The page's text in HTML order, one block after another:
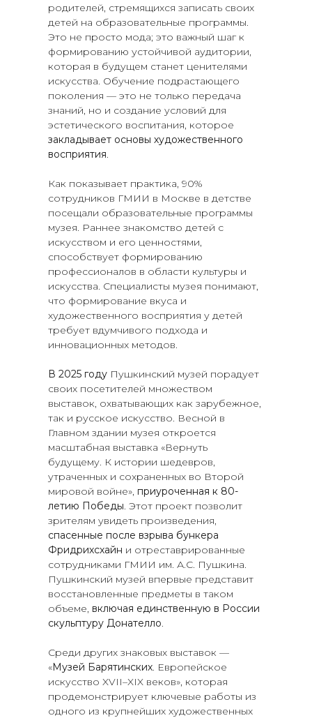
родителей, стремящихся записать своих
детей на образовательные программы.
Это не просто мода; это важный шаг к
формированию устойчивой аудитории,
которая в будущем станет ценителями
искусства. Обучение подрастающего
поколения — это не только передача
знаний, но и создание условий для
эстетического воспитания, которое
закладывает основы художественного
восприятия.
Как показывает практика, 90%
сотрудников ГМИИ в Москве в детстве
посещали образовательные программы
музея. Раннее знакомство детей с
искусством и его ценностями,
способствует формированию
профессионалов в области культуры и
искусства. Специалисты музея понимают,
что формирование вкуса и
художественного восприятия у детей
требует вдумчивого подхода и
инновационных методов.
В 2025 году Пушкинский музей порадует
своих посетителей множеством
выставок, охватывающих как зарубежное,
так и русское искусство. Весной в
Главном здании музея откроется
масштабная выставка «Вернуть
будущему. К истории шедевров,
утраченных и сохраненных во Второй
мировой войне», приуроченная к 80-
летию Победы. Этот проект позволит
зрителям увидеть произведения,
спасенные после взрыва бункера
Фридрихсхайн и отреставрированные
сотрудниками ГМИИ им. А.С. Пушкина.
Пушкинский музей впервые представит
восстановленные предметы в таком
объеме, включая единственную в России
скульптуру Донателло.
Среди других знаковых выставок —
«Музей Барятинских. Европейское
искусство XVII–XIX веков», которая
продемонстрирует ключевые работы из
одного из крупнейших художественных